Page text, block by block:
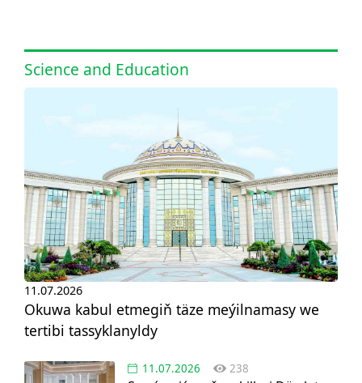
Science and Education
11.07.2026
Okuwa kabul etmegiň täze meýilnamasy we
tertibi tassyklanyldy
11.07.2026 238